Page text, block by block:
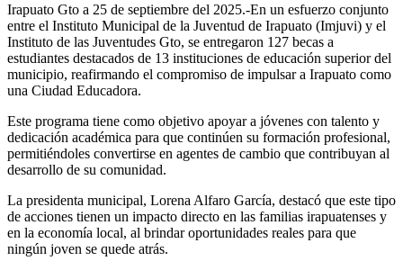
Irapuato Gto a 25 de septiembre del 2025.-En un esfuerzo conjunto
entre el Instituto Municipal de la Juventud de Irapuato (Imjuvi) y el
Instituto de las Juventudes Gto, se entregaron 127 becas a
estudiantes destacados de 13 instituciones de educación superior del
municipio, reafirmando el compromiso de impulsar a Irapuato como
una Ciudad Educadora.
Este programa tiene como objetivo apoyar a jóvenes con talento y
dedicación académica para que continúen su formación profesional,
permitiéndoles convertirse en agentes de cambio que contribuyan al
desarrollo de su comunidad.
La presidenta municipal, Lorena Alfaro García, destacó que este tipo
de acciones tienen un impacto directo en las familias irapuatenses y
en la economía local, al brindar oportunidades reales para que
ningún joven se quede atrás.